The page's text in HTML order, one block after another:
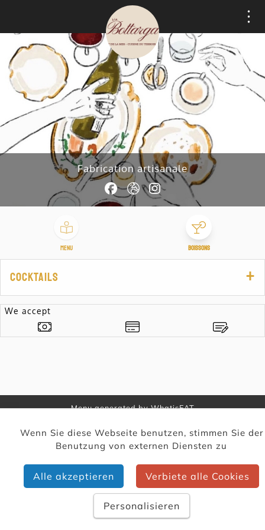
Fabrication artisanale
Menu Boissons
Cocktails
We accept
Menu generated byWhatisEAT
Wenn Sie diese Webseite benutzen, stimmen Sie der
Benutzung von externen Diensten zu
Alle akzeptieren Verbiete alle Cookies
Personalisieren